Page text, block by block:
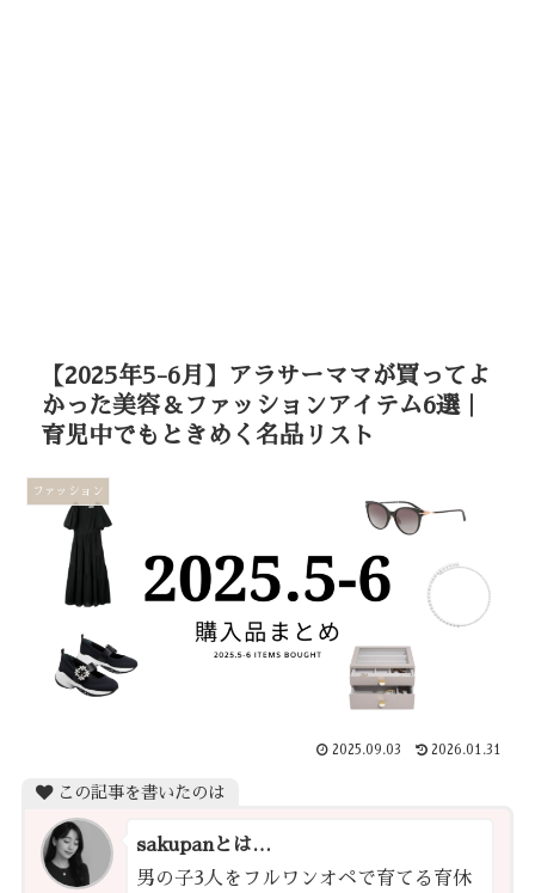
【2025年5-6月】アラサーママが買ってよ
かった美容＆ファッションアイテム6選｜
育児中でもときめく名品リスト
ファッション
2025.09.03 2026.01.31
この記事を書いたのは
sakupanとは…
男の子3人をフルワンオペで育てる育休